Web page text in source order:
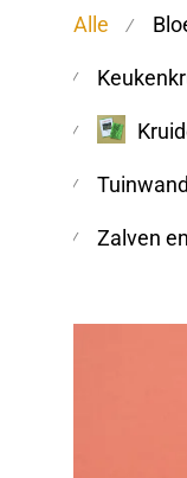
Alle ⁄
⁄
⁄
⁄
⁄ Zalven